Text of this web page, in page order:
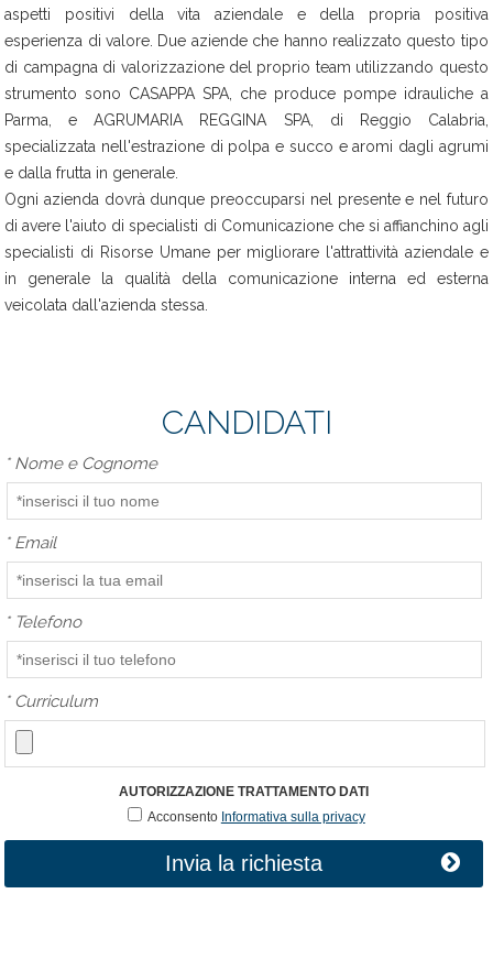
aspetti positivi della vita aziendale e della propria positiva
esperienza di valore. Due aziende che hanno realizzato questo tipo
di campagna di valorizzazione del proprio team utilizzando questo
strumento sono CASAPPA SPA, che produce pompe idrauliche a
Parma, e AGRUMARIA REGGINA SPA, di Reggio Calabria,
specializzata nell'estrazione di polpa e succo e aromi dagli agrumi
e dalla frutta in generale.
Ogni azienda dovrà dunque preoccuparsi nel presente e nel futuro
di avere l'aiuto di specialisti di Comunicazione che si affianchino agli
specialisti di Risorse Umane per migliorare l'attrattività aziendale e
in generale la qualità della comunicazione interna ed esterna
veicolata dall'azienda stessa.
CANDIDATI
*Nome e Cognome
*Email
*Telefono
*Curriculum
AUTORIZZAZIONE TRATTAMENTO DATI
Acconsento Informativa sulla privacy
Invia la richiesta